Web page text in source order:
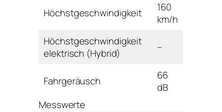
Höchstgeschwindigkeit
160
km/h
Höchstgeschwindigkeit
elektrisch (Hybrid)
–
Fahrgeräusch
66
dB
Messwerte